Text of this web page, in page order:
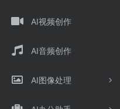
AI视频创作
AI音频创作
AI图像处理